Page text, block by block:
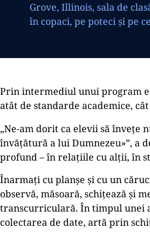
Grove, Illinois, sala de
în copaci, pe poteci și pe
Prin intermediul unui program
atât de standarde academice,
„Ne-am dorit ca elevii să învețe
învățătură a lui Dumnezeu»”, a
profund – în relațiile cu alții, în
Înarmați cu planșe și cu un
observă, măsoară, schițează și
transcurriculară. În timpul unei
colectarea de date, artă prin